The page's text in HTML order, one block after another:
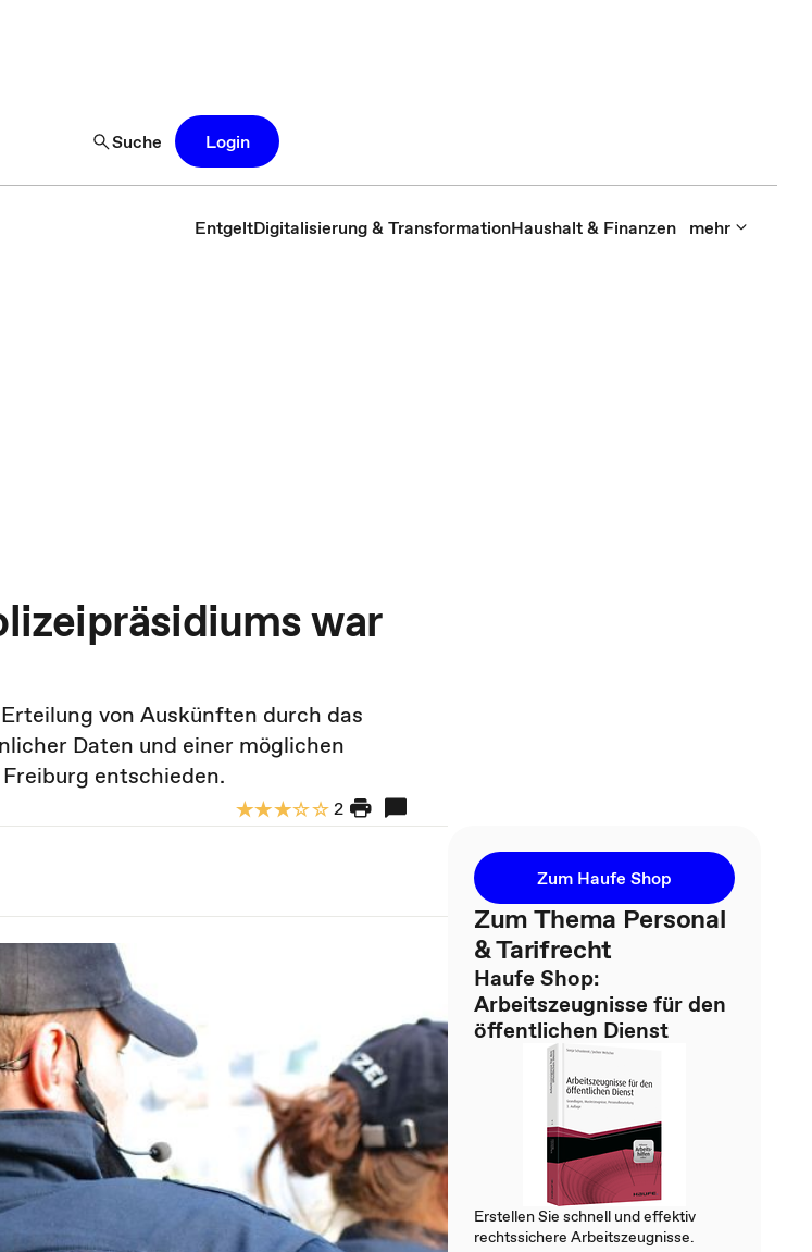
Suche Login
EntgeltDigitalisierung & TransformationHaushalt & Finanzen mehr
war
von Auskünften durch das
Daten und einer möglichen
entschieden.
2
Zum Haufe Shop
Zum Thema Personal
& Tarifrecht
Haufe Shop:
Arbeitszeugnisse für den
öffentlichen Dienst
Erstellen Sie schnell und effektiv
rechtssichere Arbeitszeugnisse.